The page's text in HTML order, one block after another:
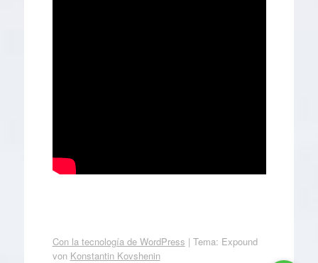
Con la tecnología de WordPress | Tema: Expound
von Konstantin Kovshenin